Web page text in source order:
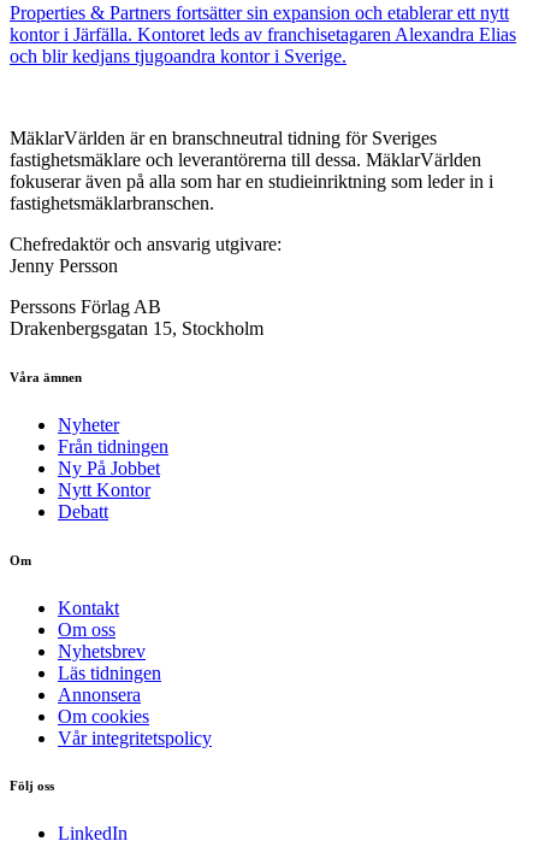
Properties & Partners fortsätter sin expansion och etablerar ett nytt
kontor i Järfälla. Kontoret leds av franchisetagaren Alexandra Elias
och blir kedjans tjugoandra kontor i Sverige.
MäklarVärlden är en branschneutral tidning för Sveriges
fastighetsmäklare och leverantörerna till dessa. MäklarVärlden
fokuserar även på alla som har en studieinriktning som leder in i
fastighetsmäklarbranschen.
Chefredaktör och ansvarig utgivare:
Jenny Persson
Perssons Förlag AB
Drakenbergsgatan 15, Stockholm
Våra ämnen
Nyheter
Från tidningen
Ny På Jobbet
Nytt Kontor
Debatt
Om
Kontakt
Om oss
Nyhetsbrev
Läs tidningen
Annonsera
Om cookies
Vår integritetspolicy
Följ oss
LinkedIn